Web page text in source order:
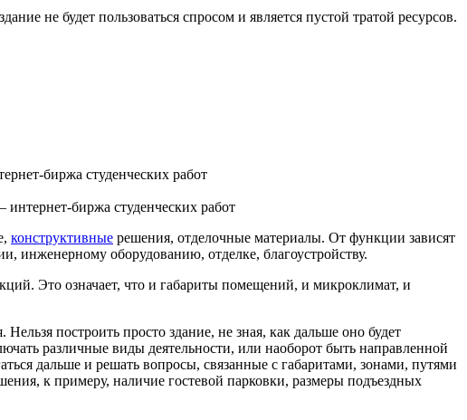
не будет пользоваться спросом и является пустой тратой ресурсов.
биржа студенческих работ
конструктивные решения, отделочные материалы. От функции зависят
инженерному оборудованию, отделке, благоустройству.
Это означает, что и габариты помещений, и микроклимат, и
построить просто здание, не зная, как дальше оно будет
различные виды деятельности, или наоборот быть направленной
дальше и решать вопросы, связанные с габаритами, зонами, путями
к примеру, наличие гостевой парковки, размеры подъездных